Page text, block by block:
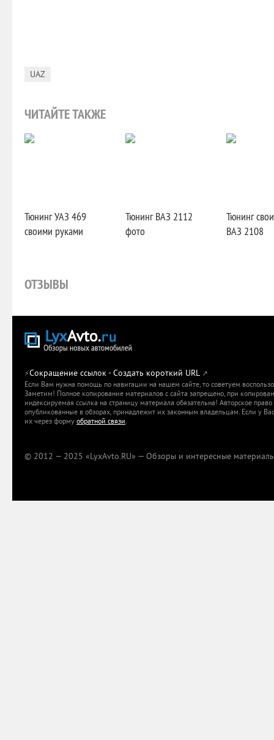
UAZ
ЧИТАЙТЕ ТАКЖЕ
Тюнинг УАЗ 469
своими руками
Тюнинг ВАЗ 2112
фото
Тюнинг
ВАЗ 2108
ОТЗЫВЫ
⚡Сокращение ссылок - Создать короткий URL ↗
Если Вам нужна помощь по навигации на нашем сайте, то советуем
Заметим! Полное копирование материалов с сайта запрещено, при
индексируемая ссылка на страницу материала обязательна! Авторское
опубликованные в обзорах, принадлежит их законным владельцам. Если у
их через форму обратной связи.
© 2012 — 2025 «LyxAvto.RU» — Обзоры и интересные